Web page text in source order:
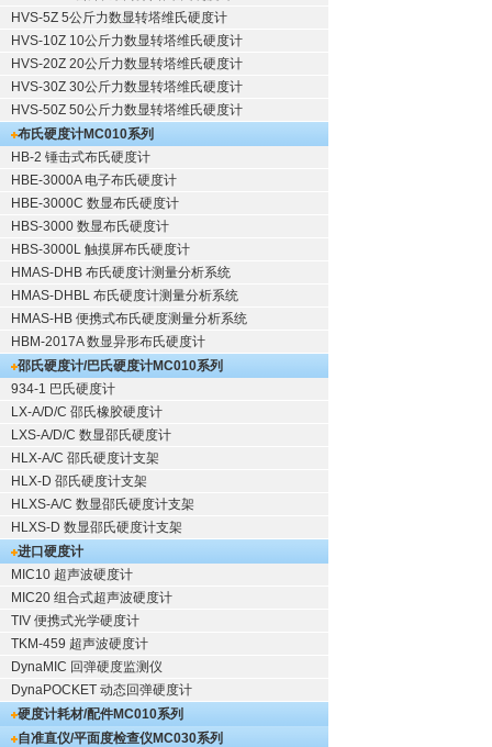
HVS-5Z 5公斤力数显转塔维氏硬度计
HVS-10Z 10公斤力数显转塔维氏硬度计
HVS-20Z 20公斤力数显转塔维氏硬度计
HVS-30Z 30公斤力数显转塔维氏硬度计
HVS-50Z 50公斤力数显转塔维氏硬度计
布氏硬度计MC010系列
HB-2 锤击式布氏硬度计
HBE-3000A 电子布氏硬度计
HBE-3000C 数显布氏硬度计
HBS-3000 数显布氏硬度计
HBS-3000L 触摸屏布氏硬度计
HMAS-DHB 布氏硬度计测量分析系统
HMAS-DHBL 布氏硬度计测量分析系统
HMAS-HB 便携式布氏硬度测量分析系统
HBM-2017A 数显异形布氏硬度计
邵氏硬度计/巴氏硬度计MC010系列
934-1 巴氏硬度计
LX-A/D/C 邵氏橡胶硬度计
LXS-A/D/C 数显邵氏硬度计
HLX-A/C 邵氏硬度计支架
HLX-D 邵氏硬度计支架
HLXS-A/C 数显邵氏硬度计支架
HLXS-D 数显邵氏硬度计支架
进口硬度计
MIC10 超声波硬度计
MIC20 组合式超声波硬度计
TIV 便携式光学硬度计
TKM-459 超声波硬度计
DynaMIC 回弹硬度监测仪
DynaPOCKET 动态回弹硬度计
硬度计耗材/配件MC010系列
自准直仪/平面度检查仪MC030系列